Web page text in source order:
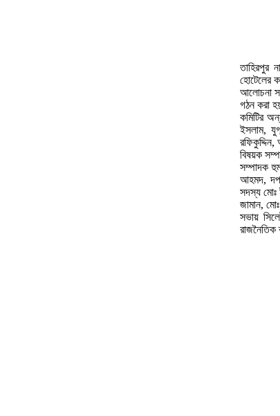
তাহিরপুর
হোটেলের
আলোচনা
গঠন করা
কমিটির
ইসলাম,
বিষয়ক
সম্পাদক
আহমদ,
সদস্য মোঃ
জামান,
সভায়